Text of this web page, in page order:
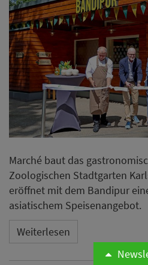
Marché baut das
Zoologischen Stadtgarten
eröffnet mit dem Bandipur
asiatischem Speisenangebot.
Weiterlesen